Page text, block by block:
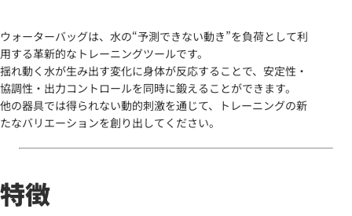
ウォーターバッグは、水の“予測できない動き”を負荷として利
用する革新的なトレーニングツールです。
揺れ動く水が生み出す変化に身体が反応することで、安定性・
協調性・出力コントロールを同時に鍛えることができます。
他の器具では得られない動的刺激を通じて、トレーニングの新
たなバリエーションを創り出してください。
特徴